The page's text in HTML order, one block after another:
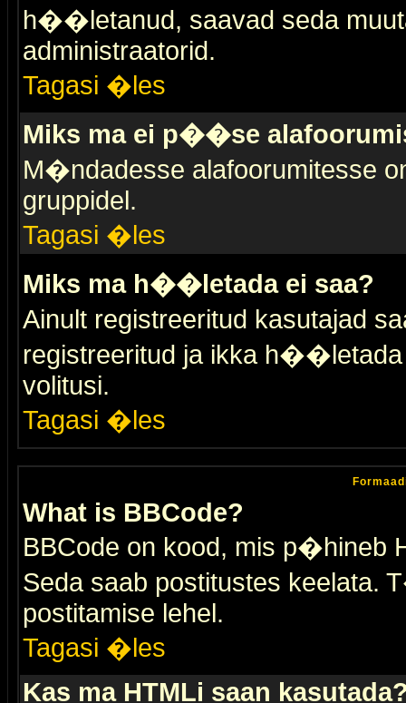
h��letanud, saavad seda
administraatorid.
Tagasi �les
Miks ma ei p��se
M�ndadesse alafoorumitesse
gruppidel.
Tagasi �les
Miks ma h��letada ei saa?
Ainult registreeritud kasutajad
registreeritud ja ikka h��letada
volitusi.
Tagasi �les
What is BBCode?
BBCode on kood, mis p�hineb
Seda saab postitustes keelata.
postitamise lehel.
Tagasi �les
Kas ma HTMLi saan